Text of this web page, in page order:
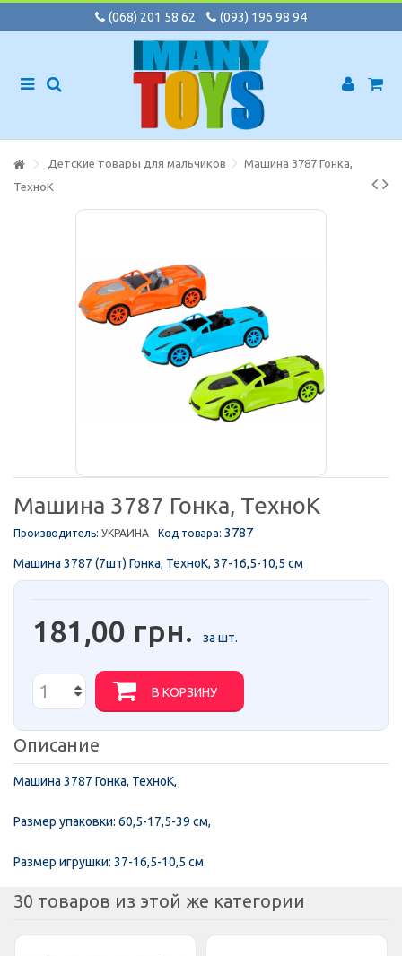
(068) 201 58 62 (093) 196 98 94
Детские товары для мальчиков
Машина 3787 Гонка,
ТехноК
Машина 3787 Гонка, ТехноК
Производитель: УКРАИНА Код товара: 3787
Машина 3787 (7шт) Гонка, ТехноК, 37-16,5-10,5 см
181,00 грн. за шт.
В КОРЗИНУ
Описание
Машина 3787 Гонка, ТехноК,
Размер упаковки: 60,5-17,5-39 см,
Размер игрушки: 37-16,5-10,5 см.
30 товаров из этой же категории